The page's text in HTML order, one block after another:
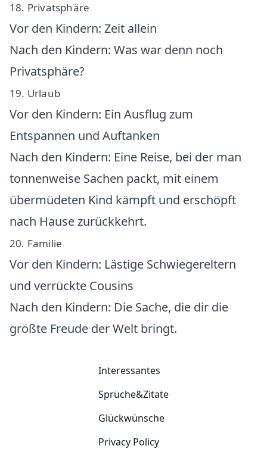
18. Privatsphäre
Vor den Kindern: Zeit allein
Nach den Kindern: Was war denn noch
Privatsphäre?
19. Urlaub
Vor den Kindern: Ein Ausflug zum
Entspannen und Auftanken
Nach den Kindern: Eine Reise, bei der man
tonnenweise Sachen packt, mit einem
übermüdeten Kind kämpft und erschöpft
nach Hause zurückkehrt.
20. Familie
Vor den Kindern: Lästige Schwiegereltern
und verrückte Cousins
Nach den Kindern: Die Sache, die dir die
größte Freude der Welt bringt.
Interessantes
Sprüche&Zitate
Glückwünsche
Privacy Policy